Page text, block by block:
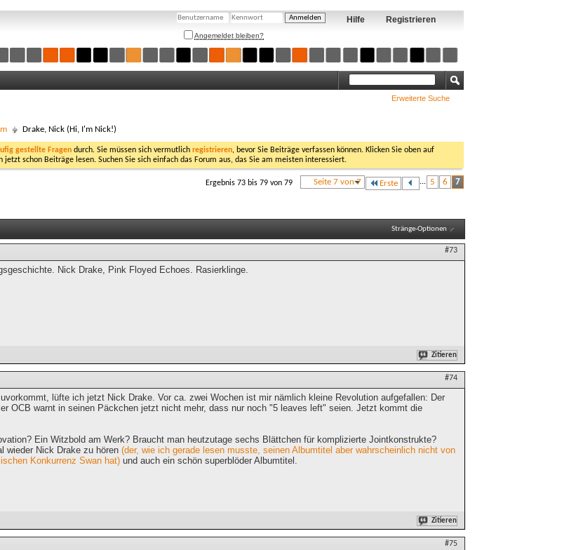
Registrieren
Hilfe
Angemeldet bleiben?
Erweiterte Suche
Drake, Nick (Hi, I'm Nick!)
gestellte Fragen durch. Sie müssen sich vermutlich registrieren, bevor Sie Beiträge verfassen können. Klicken Sie oben auf
schon Beiträge lesen. Suchen Sie sich einfach das Forum aus, das Sie am meisten interessiert.
Seite 7 von 7 Erste ... 5 6 7
Ergebnis 73 bis 79 von 79
Stränge-Optionen
#73
Nick Drake, Pink Floyed Echoes. Rasierklinge.
Zitieren
#74
lüfte ich jetzt Nick Drake. Vor ca. zwei Wochen ist mir nämlich kleine Revolution aufgefallen: Der
OCB warnt in seinen Päckchen jetzt nicht mehr, dass nur noch "5 leaves left" seien. Jetzt kommt die
Ein Witzbold am Werk? Braucht man heutzutage sechs Blättchen für komplizierte Jointkonstrukte?
wieder Nick Drake zu hören (der, wie ich gerade lesen musste, seinen Albumtitel aber wahrscheinlich nicht von
Konkurrenz Swan hat) und auch ein schön superblöder Albumtitel.
Zitieren
#75